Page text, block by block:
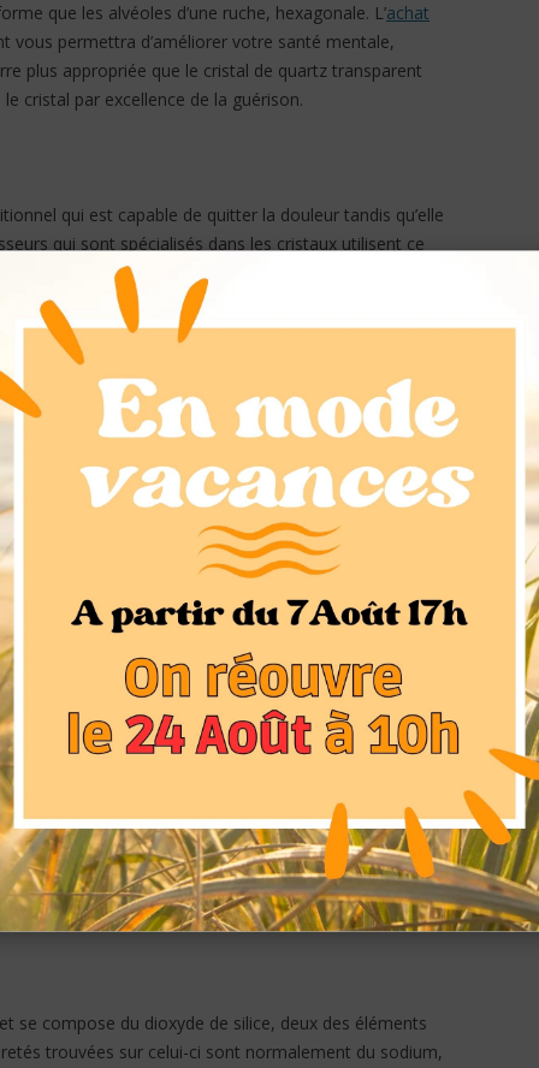
que les alvéoles d’une ruche, hexagonale. L’achat
vous permettra d’améliorer votre santé mentale,
plus appropriée que le cristal de quartz transparent
cristal par excellence de la guérison.
qui est capable de quitter la douleur tandis qu’elle
qui sont spécialisés dans les cristaux utilisent ce
sur de nombreux sujets y compris pour les
de convulsions, de vertiges, d’exposition à la
de problèmes de reins et y compris d’hypocondrie.
on pense que le cristal de quartz, grâce à ses formes
pour l’auto-estime. Elle possède le pouvoir de
les émotions, d’augmenter les énergies
à réaliser dans notre vie. Les autres propriétés du
l’augmentation de l’intuition, de la perception, il
elle amplifie aussi les pouvoirs et les énergies
de 7 sur l’échelle de Mohs. L’indice de réfraction du
quartz possède une veine blanche, une structure de
Le quartz transparent fait partie du groupe des
va du transparent à l’opaque. Les caractéristiques du
souvent des fractures conchoïdales et des stries sur
de l’acide fluorhydrique.
se compose du dioxyde de silice, deux des éléments
trouvées sur celui-ci sont normalement du sodium,